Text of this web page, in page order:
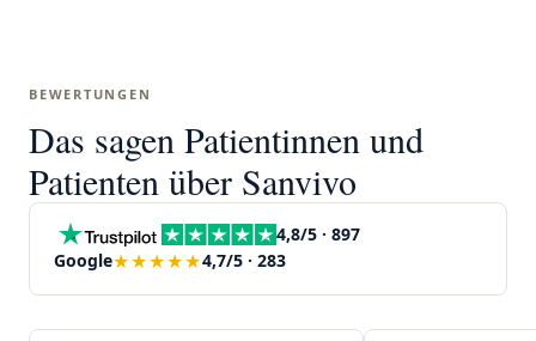
BEWERTUNGEN
Das sagen Patientinnen und
Patienten über Sanvivo
4,8/5 · 897
Google★★★★★4,7/5 · 283